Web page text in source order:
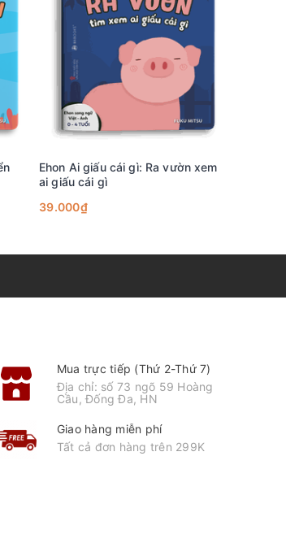
Ehon Ai giấu cái gì: Ra vườn xem
ai giấu cái gì
39.000₫
Mua trực tiếp (Thứ 2-Thứ 7)
Địa chỉ: số 73 ngõ 59 Hoàng
Cầu, Đống Đa, HN
Giao hàng miễn phí
Tất cả đơn hàng trên 299K